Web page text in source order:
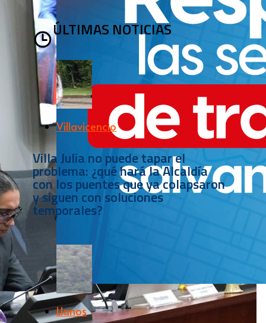
ÚLTIMAS NOTICIAS
Villavicencio
Villa Julia no puede tapar el
problema: ¿qué hará la Alcaldía
con los puentes que ya colapsaron
y siguen con soluciones
temporales?
Llanos